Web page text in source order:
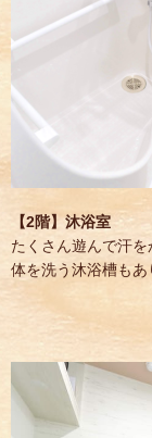
【2階】沐浴室
たくさん遊んで汗を
体を洗う沐浴槽もあ